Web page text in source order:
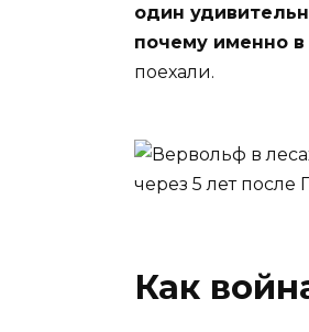
один
почему именно
поехали.
Как